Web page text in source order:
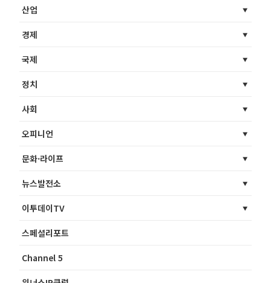
산업
경제
국제
정치
사회
오피니언
문화·라이프
뉴스발전소
이투데이TV
스페셜리포트
Channel 5